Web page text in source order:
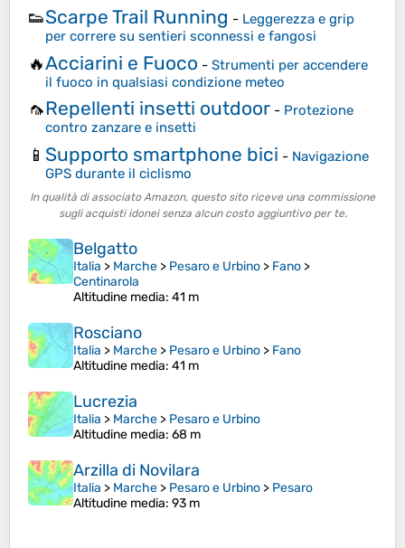
👟Scarpe Trail Running - Leggerezza e grip
per correre su sentieri sconnessi e fangosi
🔥Acciarini e Fuoco - Strumenti per accendere
il fuoco in qualsiasi condizione meteo
🦟Repellenti insetti outdoor - Protezione
contro zanzare e insetti
📱 Supporto smartphone bici - Navigazione
GPS durante il ciclismo
In qualità di associato Amazon, questo sito riceve una commissione
sugli acquisti idonei senza alcun costo aggiuntivo per te.
Belgatto
Italia > Marche > Pesaro e Urbino > Fano >
Centinarola
Altitudine media: 41 m
Rosciano
Italia > Marche > Pesaro e Urbino > Fano
Altitudine media: 41 m
Lucrezia
Italia > Marche > Pesaro e Urbino
Altitudine media: 68 m
Arzilla di Novilara
Italia > Marche > Pesaro e Urbino > Pesaro
Altitudine media: 93 m